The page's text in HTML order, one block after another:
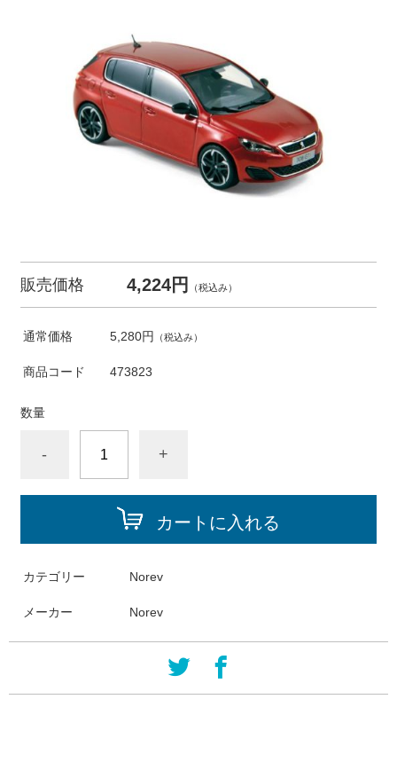
販売価格 4,224円 （税込み）
通常価格 5,280円 （税込み）
商品コード 473823
数量
- +
カートに入れる
カテゴリー Norev
メーカー Norev